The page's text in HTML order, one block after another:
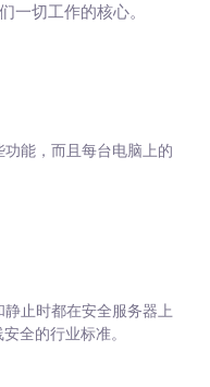
一切工作的核心。
能，而且每台电脑上的
止时都在安全服务器上
全的行业标准。